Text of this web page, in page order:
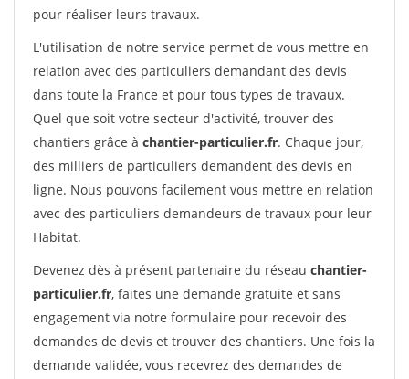
pour réaliser leurs travaux.
L'utilisation de notre service permet de vous mettre en
relation avec des particuliers demandant des devis
dans toute la France et pour tous types de travaux.
Quel que soit votre secteur d'activité, trouver des
chantiers grâce à chantier-particulier.fr. Chaque jour,
des milliers de particuliers demandent des devis en
ligne. Nous pouvons facilement vous mettre en relation
avec des particuliers demandeurs de travaux pour leur
Habitat.
Devenez dès à présent partenaire du réseau chantier-
particulier.fr, faites une demande gratuite et sans
engagement via notre formulaire pour recevoir des
demandes de devis et trouver des chantiers. Une fois la
demande validée, vous recevrez des demandes de